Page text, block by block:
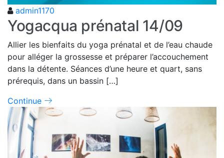
admin1170
Yogacqua prénatal 14/09
Allier les bienfaits du yoga prénatal et de l’eau chaude
pour alléger la grossesse et préparer l’accouchement
dans la détente. Séances d’une heure et quart, sans
prérequis, dans un bassin […]
Continue